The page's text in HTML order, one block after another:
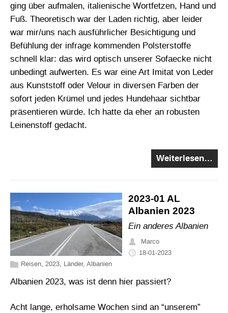
ging über aufmalen, italienische Wortfetzen, Hand und
Fuß. Theoretisch war der Laden richtig, aber leider
war mir/uns nach ausführlicher Besichtigung und
Befühlung der infrage kommenden Polsterstoffe
schnell klar: das wird optisch unserer Sofaecke nicht
unbedingt aufwerten. Es war eine Art Imitat von Leder
aus Kunststoff oder Velour in diversen Farben der
sofort jeden Krümel und jedes Hundehaar sichtbar
präsentieren würde. Ich hatte da eher an robusten
Leinenstoff gedacht.
Weiterlesen…
2023-01 AL
Albanien 2023
Ein anderes Albanien
Marco
18-01-2023
Reisen, 2023, Länder, Albanien
Albanien 2023, was ist denn hier passiert?
Acht lange, erholsame Wochen sind an “unserem”